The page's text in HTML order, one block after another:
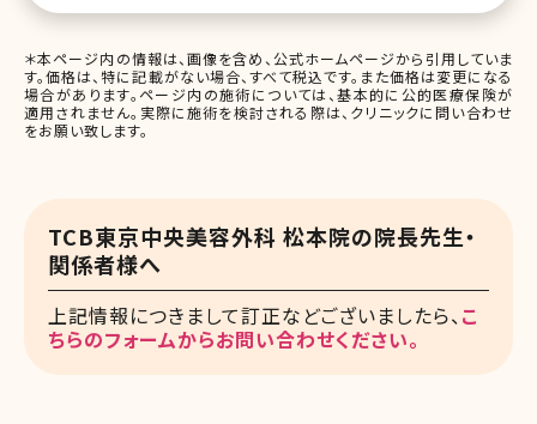
＊本ページ内の情報は、画像を含め、公式ホームページから引用していま
す。価格は、特に記載がない場合、すべて税込です。また価格は変更になる
場合があります。ページ内の施術については、基本的に公的医療保険が
適用されません。実際に施術を検討される際は、クリニックに問い合わせ
をお願い致します。
TCB東京中央美容外科 松本院の院長先生・
関係者様へ
上記情報につきまして訂正などございましたら、こ
ちらのフォームからお問い合わせください。